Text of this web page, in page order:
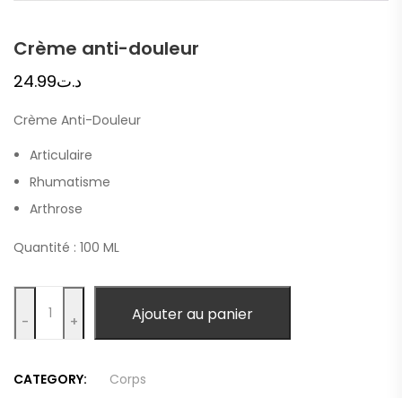
Crème anti-douleur
د.ت24.99
Crème Anti-Douleur
Articulaire
Rhumatisme
Arthrose
Quantité : 100 ML
-
+ Ajouter au panier
CATEGORY:
Corps